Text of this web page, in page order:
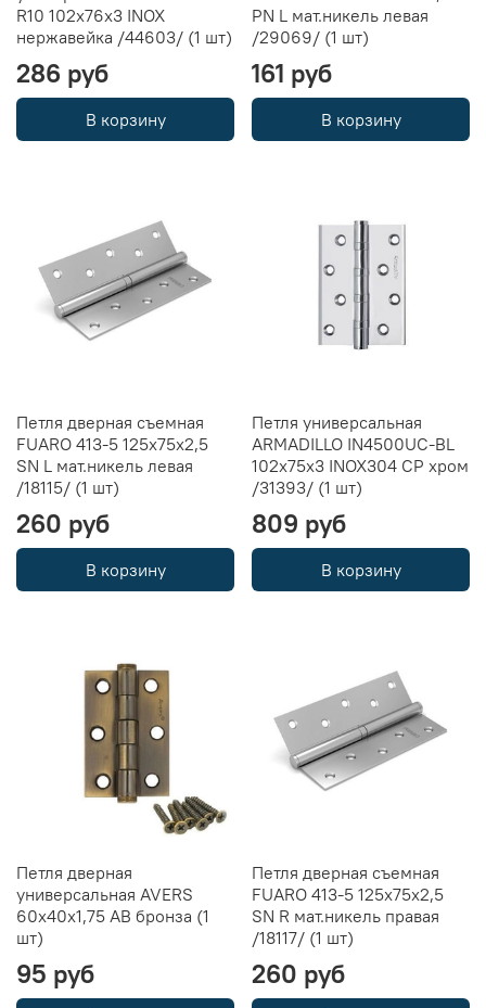
R10 102х76х3 INOX
нержавейка /44603/ (1 шт)
286 руб
В корзину
PN L мат.никель левая
/29069/ (1 шт)
161 руб
В корзину
Петля дверная съемная
FUARO 413-5 125х75х2,5
SN L мат.никель левая
/18115/ (1 шт)
260 руб
В корзину
Петля универсальная
ARMADILLO IN4500UC-BL
102x75x3 INOX304 CP хром
/31393/ (1 шт)
809 руб
В корзину
Петля дверная
универсальная AVERS
60x40x1,75 AB бронза (1
шт)
95 руб
Петля дверная съемная
FUARO 413-5 125х75х2,5
SN R мат.никель правая
/18117/ (1 шт)
260 руб